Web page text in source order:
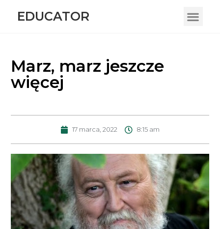
EDUCATOR
Marz, marz jeszcze
więcej
17 marca, 2022 8:15 am